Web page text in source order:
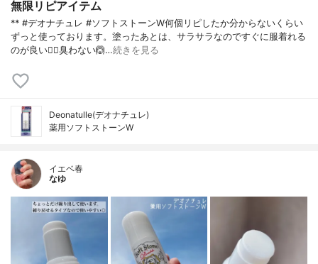
無限リピアイテム
** #デオナチュレ #ソフトストーンW何個リピしたか分からないくらい
ずっと使っております。塗ったあとは、サラサラなのですぐに服着れる
のが良い🙆‍♀️臭わない🙆…続きを見る
Deonatulle(デオナチュレ)
薬用ソフトストーンW
イエベ春
なゆ